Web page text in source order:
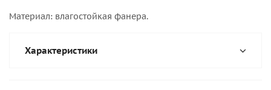
Материал: влагостойкая фанера.
Характеристики